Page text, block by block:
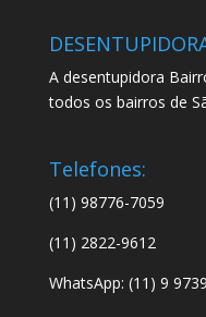
A desentupidora
todos os bairros de
Telefones:
(11) 98776-7059
(11) 2822-9612
WhatsApp: (11) 9